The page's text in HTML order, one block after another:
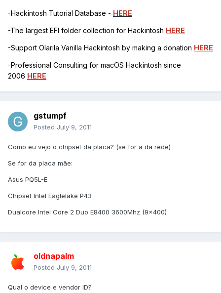
-Hackintosh Tutorial Database - HERE
-The largest EFI folder collection for Hackintosh HERE
-Support Olarila Vanilla Hackintosh by making a donation HERE
-Professional Consulting for macOS Hackintosh since
2006 HERE
gstumpf
Posted July 9, 2011
Como eu vejo o chipset da placa? (se for a da rede)
Se for da placa mãe:
Asus PQ5L-E
Chipset Intel Eaglelake P43
Dualcore Intel Core 2 Duo E8400 3600Mhz (9x400)
oldnapalm
Posted July 9, 2011
Qual o device e vendor ID?